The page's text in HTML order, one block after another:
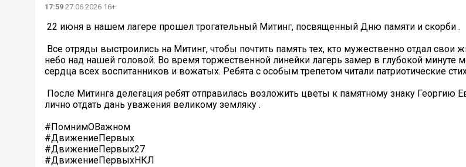
17:59 27.06.2026 16+
️ 22 июня в нашем лагере прошел трогательный Митинг, посвященный Дню памяти и скорби ️.
Все отряды выстроились на Митинг, чтобы почтить память тех, кто мужественно отдал свои
небо над нашей головой. Во время торжественной линейки лагерь замер в глубокой минуте
сердца всех воспитанников и вожатых. Ребята с особым трепетом читали патриотические
После Митинга делегация ребят отправилась возложить цветы к памятному знаку Георгию
лично отдать дань уважения великому земляку ️.
#ПомнимОВажном
#ДвижениеПервых
#ДвижениеПервых27
#ДвижениеПервыхНКЛ